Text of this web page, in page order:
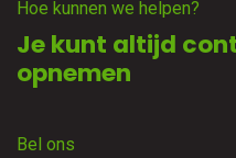
Hoe kunnen we helpen?
Je kunt altijd
opnemen
Bel ons